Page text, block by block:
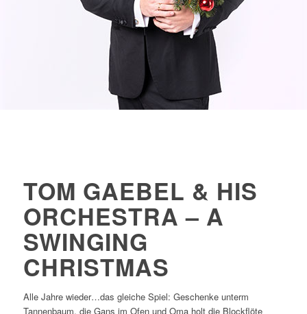
TOM GAEBEL & HIS
ORCHESTRA – A
SWINGING
CHRISTMAS
Alle Jahre wieder…das gleiche Spiel: Geschenke unterm
Tannenbaum, die Gans im Ofen und Oma holt die Blockflöte